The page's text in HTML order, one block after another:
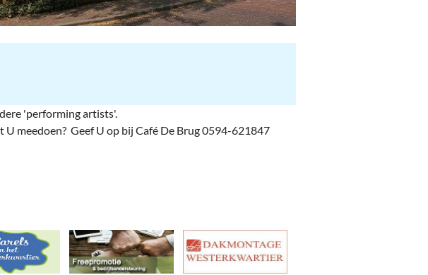
& Hypotheken
Zakelijk
'performing artists'.
meedoen? Geef U op bij Café De Brug 0594-621847